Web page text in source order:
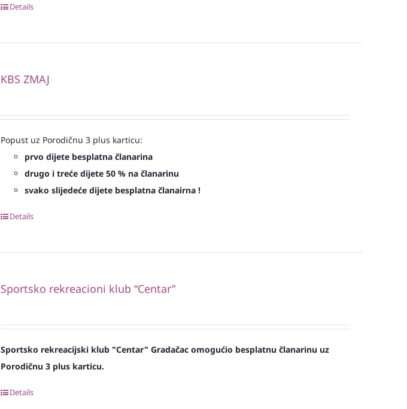
Details
KBS ZMAJ
Popust uz Porodičnu 3 plus karticu:
prvo dijete besplatna članarina
drugo i treće dijete 50 % na članarinu
svako slijedeće dijete besplatna članairna !
Details
Sportsko rekreacioni klub “Centar”
Sportsko rekreacijski klub "Centar" Gradačac omogućio besplatnu članarinu uz
Porodičnu 3 plus karticu.
Details